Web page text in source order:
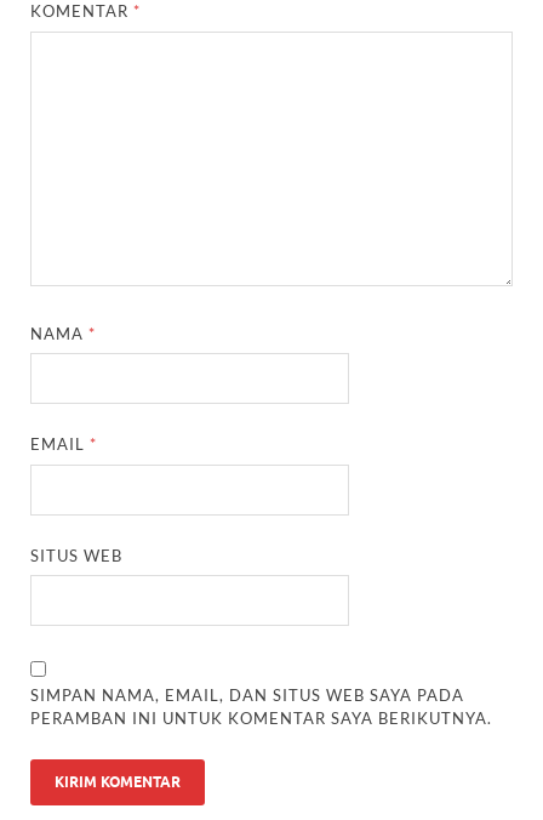
KOMENTAR *
NAMA *
EMAIL *
SITUS WEB
SIMPAN NAMA, EMAIL, DAN SITUS WEB SAYA PADA
PERAMBAN INI UNTUK KOMENTAR SAYA BERIKUTNYA.